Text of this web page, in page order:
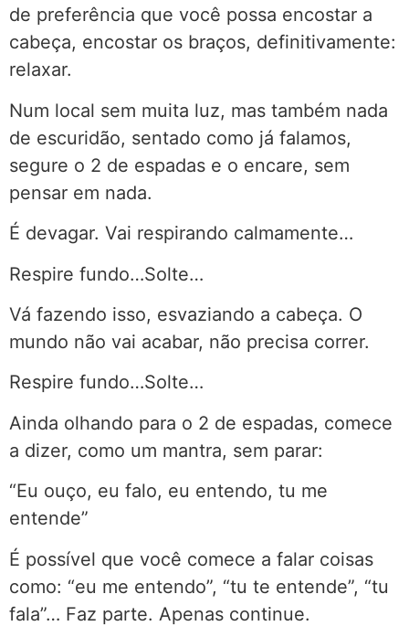
de preferência que você possa encostar a
cabeça, encostar os braços, definitivamente:
relaxar.
Num local sem muita luz, mas também nada
de escuridão, sentado como já falamos,
segure o 2 de espadas e o encare, sem
pensar em nada.
É devagar. Vai respirando calmamente…
Respire fundo…Solte…
Vá fazendo isso, esvaziando a cabeça. O
mundo não vai acabar, não precisa correr.
Respire fundo…Solte…
Ainda olhando para o 2 de espadas, comece
a dizer, como um mantra, sem parar:
“Eu ouço, eu falo, eu entendo, tu me
entende”
É possível que você comece a falar coisas
como: “eu me entendo”, “tu te entende”, “tu
fala”… Faz parte. Apenas continue.